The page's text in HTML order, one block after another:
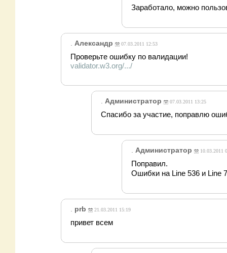
Заработало, можно
Александр 07.03.2011 12:53
Проверьте ошибку по валидации!
validator.w3.org/.../
Администратор 07.03.2011 13:25
Спасибо за участие, поправлю
Администратор 10.03.2011
Поправил.
Ошибки на Line 536 и Line
prb 21.03.2011 15:19
привет всем